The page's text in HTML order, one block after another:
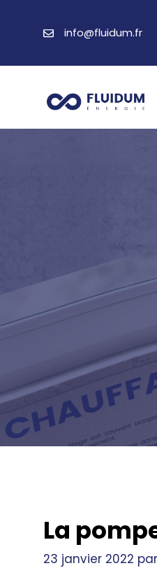
info@fluidum.fr
La
23 janvier 2022 par